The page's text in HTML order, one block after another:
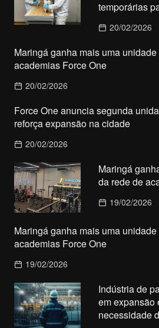
temporárias
20/02/2026
Maringá ganha mais uma
academias Force One
20/02/2026
Force One anuncia segunda
reforça expansão na cidade
20/02/2026
Maringá
da rede de
19/02/2026
Maringá ganha mais uma
academias Force One
19/02/2026
Indústria de
em expansão
necessidade